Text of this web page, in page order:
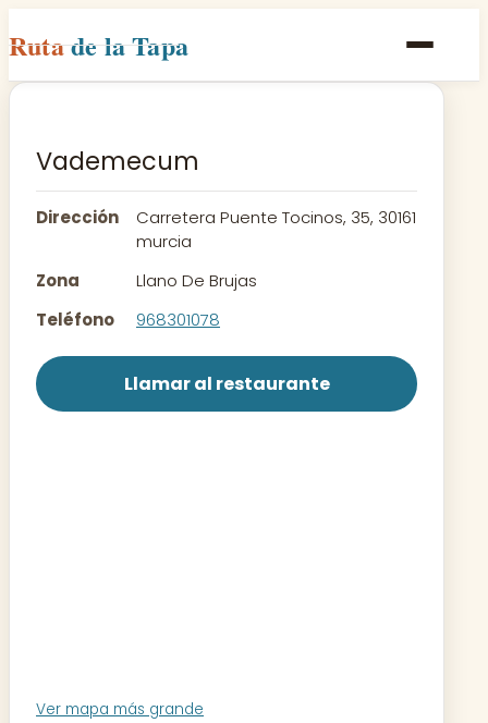
Rutade la Tapa
Inicio
Rutas
Contacto
Vademecum
Dirección
Carretera Puente Tocinos, 35, 30161
murcia
Zona
Llano De Brujas
Teléfono
968301078
Llamar al restaurante
Ver mapa más grande